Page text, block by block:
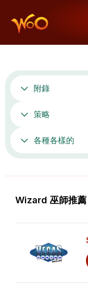
附錄
策略
各種各樣的
Wizard 巫師推薦